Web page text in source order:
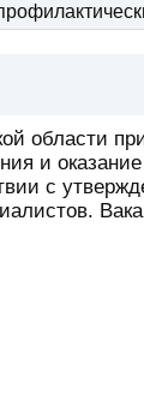
области
и
с